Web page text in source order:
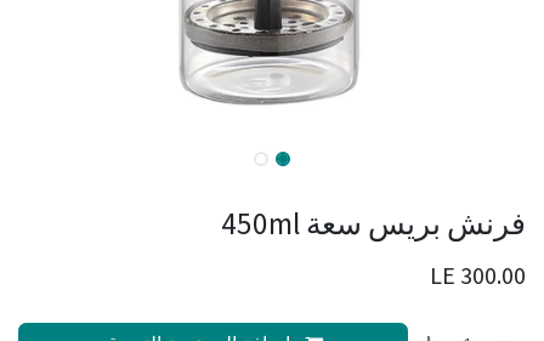
فرنش بريس سعة 450ml
300.00